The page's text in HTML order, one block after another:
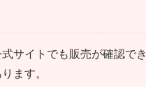
サイトでも販売が確認で
ます。